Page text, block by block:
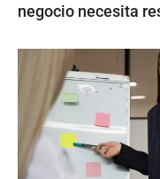
negocio necesita